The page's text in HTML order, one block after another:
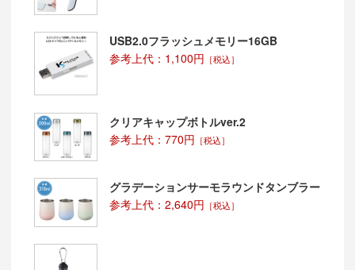
USB2.0フラッシュメモリー16GB
参考上代：1,100円 ［税込］
クリアキャップボトルver.2
参考上代：770円 ［税込］
グラデーションサーモラウンドタンブラー
参考上代：2,640円 ［税込］